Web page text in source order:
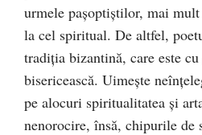
urmele paşoptiştilor, mai
la cel spiritual. De altfel,
tradiţia bizantină, care este cu
bisericească. Uimeşte
pe alocuri spiritualitatea şi
nenorocire, însă, chipurile de